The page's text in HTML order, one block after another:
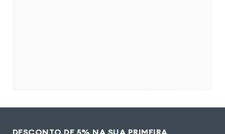
DESCONTO DE 5% NA SUA PRIMEIRA